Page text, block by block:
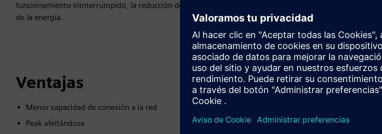
funcionamiento ininterrumpido, la reducción de los picos de energía y la reutilización
de la energía.
Ventajas
Menor capacidad de conexión a la red
Peak afeitándose